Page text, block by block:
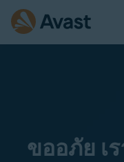
ขออภัย เ